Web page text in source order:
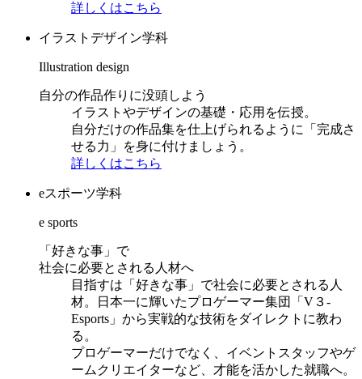
詳しくはこちら
イラストデザイン学科
Illustration design
自分の作品作りに没頭しよう
イラストやデザインの基礎・応用を伝授。
自分だけの作品集を仕上げられるように「完成さ
せる力」を身に付けましょう。
詳しくはこちら
eスポーツ学科
e sports
「好きな事」で
社会に必要とされる人材へ
目指すは「好きな事」で社会に必要とされる人
材。日本一に輝いたプロゲーマー集団「V３-
Esports」から実戦的な技術をダイレクトに教わ
る。
プロゲーマーだけでなく、イベントスタッフやゲ
ームクリエイターなど、才能を活かした就職へ。